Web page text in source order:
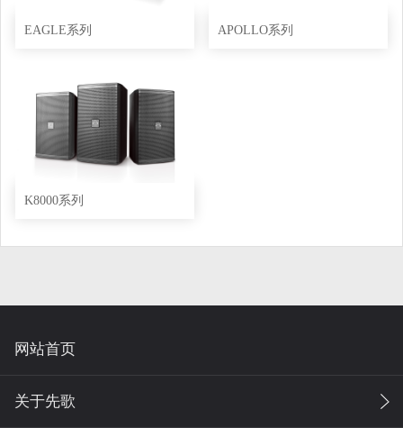
EAGLE系列 APOLLO系列
K8000系列
网站首页
关于先歌